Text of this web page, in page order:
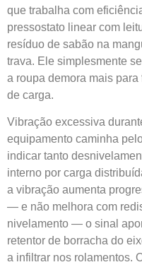
que trabalha com
pressostato linear com
resíduo de sabão na
trava. Ele simplesmente
a roupa demora mais
de carga.
Vibração excessiva
equipamento caminha
indicar tanto
interno por carga
a vibração aumenta
— e não melhora com
nivelamento — o sinal
retentor de borracha do
a infiltrar nos rolamentos.